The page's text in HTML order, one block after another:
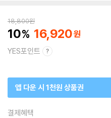
18,800원
10 16,920
YES포인트
앱 다운 시 1천원 상품권
결제혜택